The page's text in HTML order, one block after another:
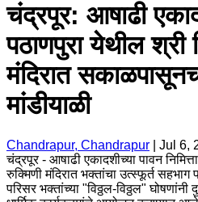
चंद्रपूर: आषाढी
पठाणपुरा येथील श्री
मंदिरात
मांडीयाळी
Chandrapur, Chandrapur
Jul 6,
चंद्रपूर - आषाढी एकादशीच्या पावन
रुक्मिणी मंदिरात भक्तांचा उत्स्फूर्त सहभाग
परिसर भक्तांच्या "विठ्ठल-विठ्ठल" घोषणांनी